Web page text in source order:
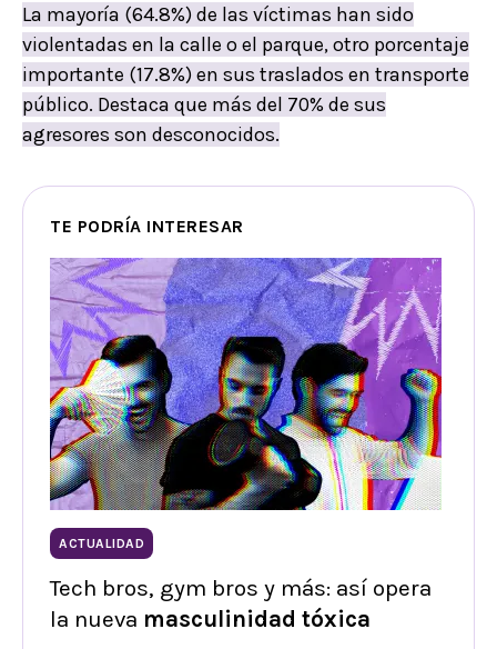
La mayoría (64.8%) de las víctimas han sido
violentadas en la calle o el parque, otro porcentaje
importante (17.8%) en sus traslados en transporte
público. Destaca que más del 70% de sus
agresores son desconocidos.
TE PODRÍA INTERESAR
ACTUALIDAD
Tech bros, gym bros y más: así opera
la nueva masculinidad tóxica